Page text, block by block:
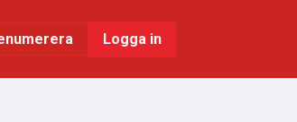
Logga in